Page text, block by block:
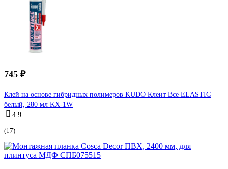
745 ₽
Клей на основе гибридных полимеров KUDO Клеит Все ELASTIС
белый, 280 мл KX-1W
4.9
(17)